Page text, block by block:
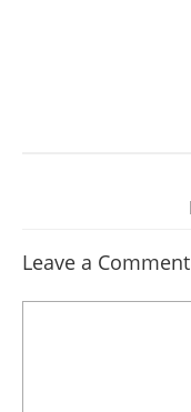
Leave a Comment